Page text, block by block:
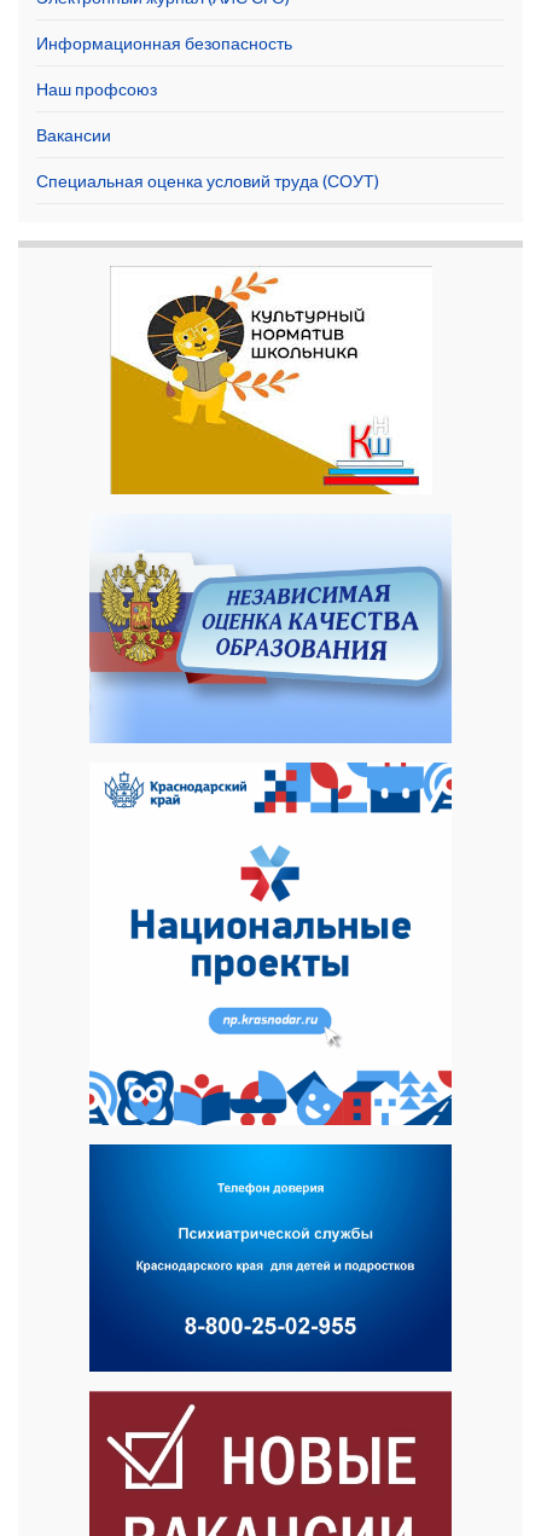
Информационная безопасность
Наш профсоюз
Вакансии
Специальная оценка условий труда (СОУТ)